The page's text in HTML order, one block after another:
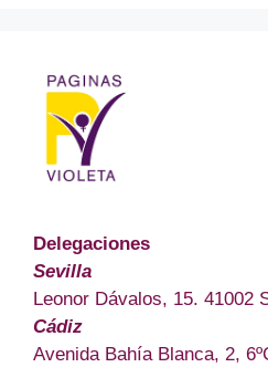
Delegaciones
Sevilla
Leonor Dávalos, 15. 41002
Cádiz
Avenida Bahía Blanca, 2,